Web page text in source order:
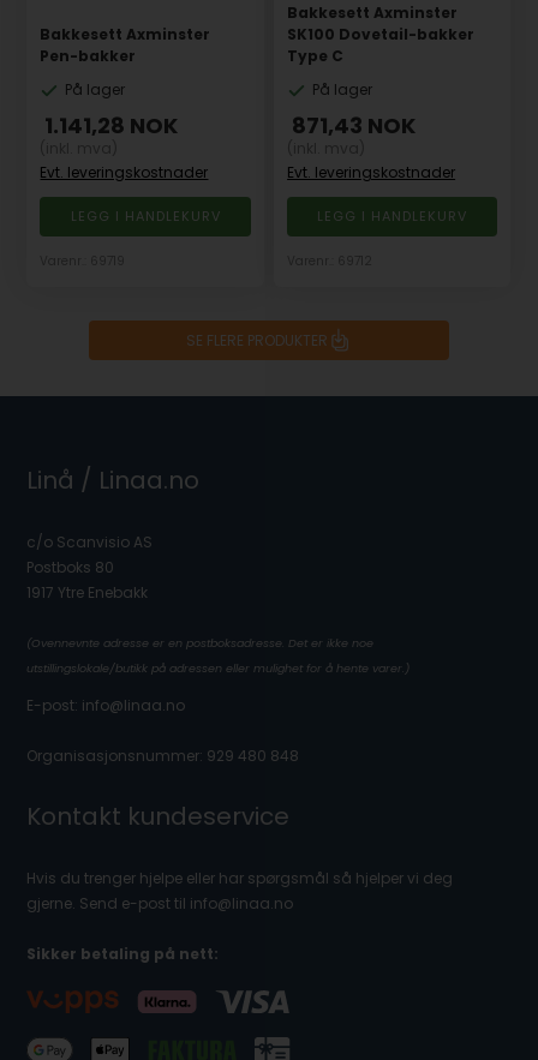
Bakkesett Axminster
Pen-bakker
På lager
1.141,28 NOK
Evt. leveringskostnader
Bakkesett Axminster
SK100 Dovetail-bakker
Type C
På lager
871,43 NOK
Evt. leveringskostnader
SE FLERE PRODUKTER
Linå / Linaa.no
c/o Scanvisio AS
Postboks 80
1917 Ytre Enebakk
(Ovennevnte adresse er en postboksadresse. Det er ikke noe
utstillingslokale/butikk på adressen eller mulighet for å hente varer.)
E-post: info@linaa.no
Organisasjonsnummer: 929 480 848
Kontakt kundeservice
Hvis du trenger hjelpe eller har spørgsmål så hjelper vi deg
gjerne. Send e-post til info@linaa.no
Sikker betaling på nett: